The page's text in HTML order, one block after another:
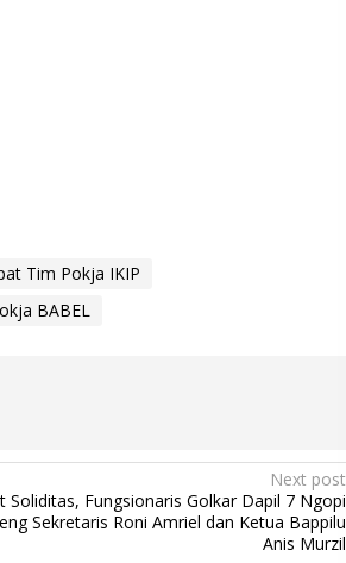
Tim Pokja IKIP
BABEL
Next post
Soliditas, Fungsionaris Golkar Dapil 7 Ngopi
Sekretaris Roni Amriel dan Ketua Bappilu
Anis Murzil